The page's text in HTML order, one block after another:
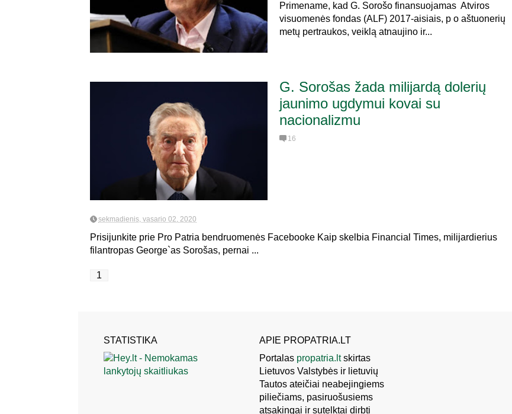
Primename, kad G. Sorošo finansuojamas Atviros
visuomenės fondas (ALF) 2017-aisiais, p o aštuonerių
metų pertraukos, veiklą atnaujino ir...
G. Sorošas žada milijardą dolerių
jaunimo ugdymui kovai su
nacionalizmu
16
sekmadienis, vasario 02, 2020
Prisijunkite prie Pro Patria bendruomenės Facebooke Kaip skelbia Financial Times, milijardierius
filantropas George`as Sorošas, pernai ...
1
STATISTIKA
APIE PROPATRIA.LT
Portalas propatria.ltskirtas
Lietuvos Valstybės ir lietuvių
Tautos ateičiai neabejingiems
piliečiams, pasiruošusiems
atsakingai ir sutelktai dirbti